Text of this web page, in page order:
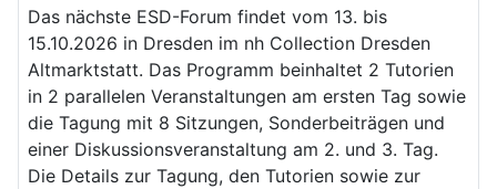
Das nächste ESD-Forum findet vom 13. bis
15.10.2026 in Dresden im nh Collection Dresden
Altmarktstatt. Das Programm beinhaltet 2 Tutorien
in 2 parallelen Veranstaltungen am ersten Tag sowie
die Tagung mit 8 Sitzungen, Sonderbeiträgen und
einer Diskussionsveranstaltung am 2. und 3. Tag.
Die Details zur Tagung, den Tutorien sowie zur